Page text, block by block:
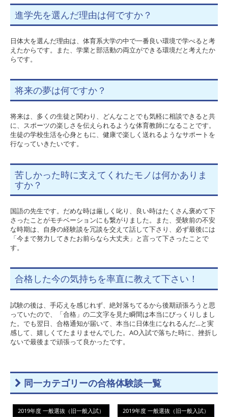
進学先を選んだ理由は何ですか？
日体大を選んだ理由は、体育系大学の中で一番良い環境で学べると考
えたからです。また、学業と部活動の両立ができる環境だと考えたか
らです。
将来の夢は何ですか？
将来は、多くの生徒と関わり、どんなことでも気軽に相談できると共
に、スポーツの楽しさを伝えられるような体育教師になることです。
生徒の学校生活を心身ともに、健康で楽しく送れるようなサポートを
行なっていきたいです。
苦しかった時に支えてくれたモノは何かありま
すか？
国語の先生です。だめな時は厳しく叱り、良い時はたくさん褒めて下
さったことがモチベーションにも繋がりました。また、受験前の不安
な時期は、自身の経験談を冗談を交えて話して下さり、必ず最後には
「今まで努力してきたお前らなら大丈夫」と言って下さったことで
す。
合格した今の気持ちを率直に教えて下さい！
試験の後は、手応えを感じれず、絶対落ちてるから後期頑張ろうと思
っていたので、「合格」の二文字を見た瞬間は本当にびっくりしまし
た。でも翌日、合格通知が届いて、本当に日体生になれるんだ…と実
感して、嬉しくてたまりませんでした。AO入試で落ちた時に、挫折し
ないで最後まで頑張って良かったです。
同一カテゴリーの合格体験談一覧
2019年度 一般選抜（旧一般入試） 2019年度 一般選抜（旧一般入試）